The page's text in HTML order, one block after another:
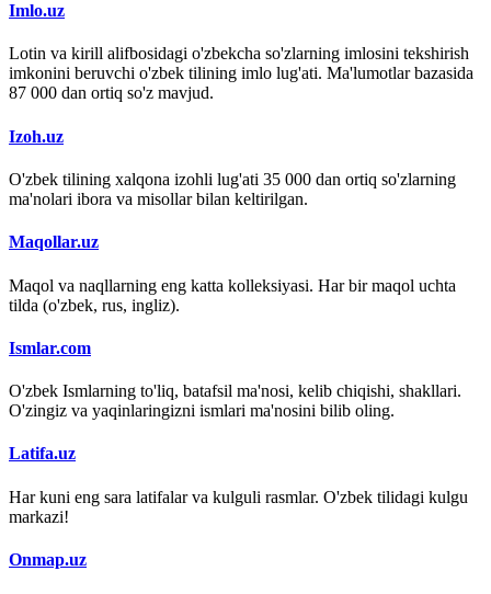
Imlo.uz
Lotin va kirill alifbosidagi o'zbekcha so'zlarning imlosini tekshirish
imkonini beruvchi o'zbek tilining imlo lug'ati. Ma'lumotlar bazasida
87 000 dan ortiq so'z mavjud.
Izoh.uz
O'zbek tilining xalqona izohli lug'ati 35 000 dan ortiq so'zlarning
ma'nolari ibora va misollar bilan keltirilgan.
Maqollar.uz
Maqol va naqllarning eng katta kolleksiyasi. Har bir maqol uchta
tilda (o'zbek, rus, ingliz).
Ismlar.com
O'zbek Ismlarning to'liq, batafsil ma'nosi, kelib chiqishi, shakllari.
O'zingiz va yaqinlaringizni ismlari ma'nosini bilib oling.
Latifa.uz
Har kuni eng sara latifalar va kulguli rasmlar. O'zbek tilidagi kulgu
markazi!
Onmap.uz